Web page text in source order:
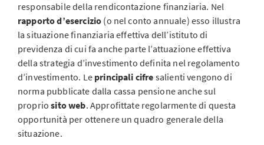
responsabile della rendicontazione finanziaria. Nel
rapporto d’esercizio (o nel conto annuale) esso illustra
la situazione finanziaria effettiva dell’istituto di
previdenza di cui fa anche parte l’attuazione effettiva
della strategia d’investimento definita nel regolamento
d’investimento. Le principali cifre salienti vengono di
norma pubblicate dalla cassa pensione anche sul
propriosito web. Approfittate regolarmente di questa
opportunità per ottenere un quadro generale della
situazione.